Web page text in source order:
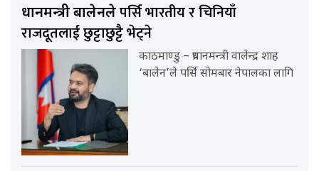
प्रधानमन्त्री बालेनलेपर्सि भारतीय र चिनियाँ
राजदूतलाई छुट्टाछुट्टै भेट्ने
काठमाण्डु – प्रधानमन्त्री वालेन्द्र शाह
‘बालेन’ले पर्सि सोमबार नेपालका लागि